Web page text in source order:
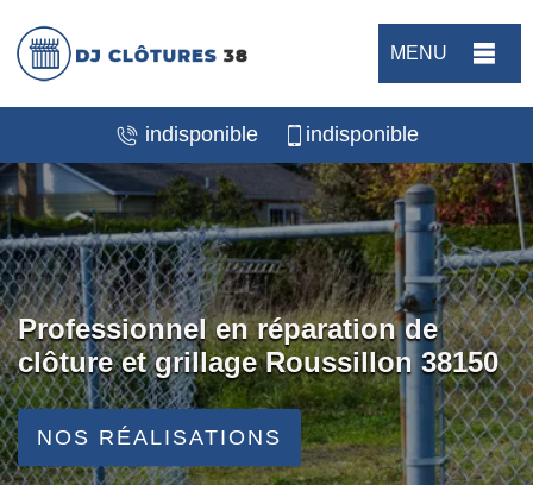
MENU
indisponible indisponible
Professionnel en réparation de
clôture et grillage Roussillon 38150
NOS RÉALISATIONS